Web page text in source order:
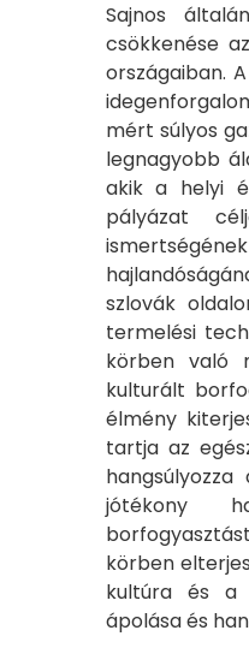
Sajnos
csökkenése
országaiban.
mért súlyos
legnagyobb
akik a helyi
pályázat
szlovák
termelési
körben való
kulturált
élmény
tartja az
jótékony
körben
kultúra és a
ápolása és